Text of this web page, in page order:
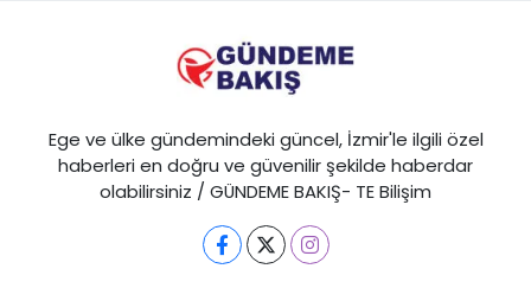
Ege ve ülke gündemindeki güncel, İzmir'le ilgili özel
haberleri en doğru ve güvenilir şekilde haberdar
olabilirsiniz / GÜNDEME BAKIŞ- TE Bilişim